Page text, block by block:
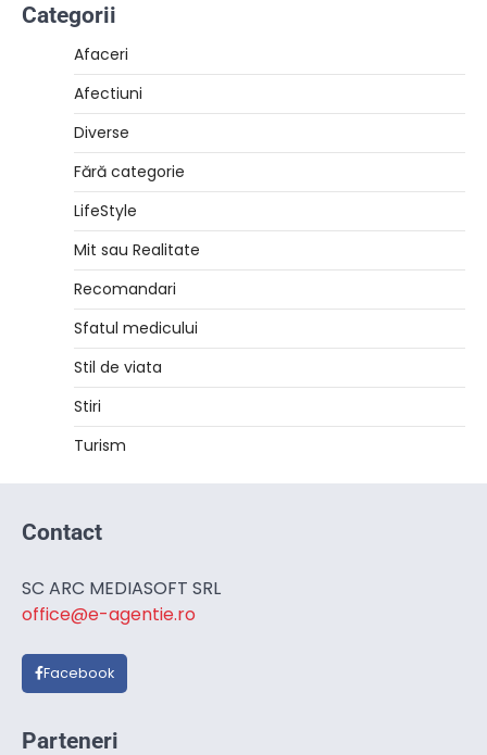
Categorii
Afaceri
Afectiuni
Diverse
Fără categorie
LifeStyle
Mit sau Realitate
Recomandari
Sfatul medicului
Stil de viata
Stiri
Turism
Contact
SC ARC MEDIASOFT SRL
office@e-agentie.ro
Facebook
Parteneri